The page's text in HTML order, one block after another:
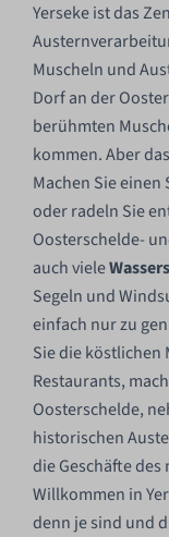
Yerseke ist das
Muscheln und
Dorf an der
berühmten
kommen. Aber
Machen Sie
oder radeln Sie
Oosterschelde-
auch viele
Segeln und
einfach nur zu
Sie die köstlichen
Restaurants,
Oosterschelde,
historischen
die Geschäfte
Willkommen in
denn je sind und